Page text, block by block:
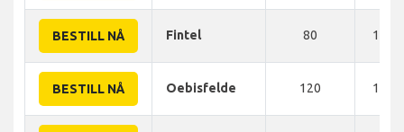
BESTILL NÅ Fintel 80 120
BESTILL NÅ Oebisfelde 120 125